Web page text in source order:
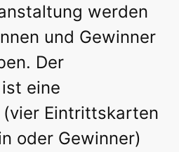
werden
und Gewinner
Der
eine
Eintrittskarten
oder Gewinner)